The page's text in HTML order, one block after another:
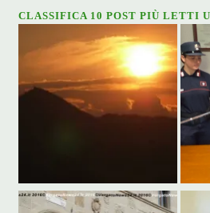
CLASSIFICA 10 POST PIÙ LETTI